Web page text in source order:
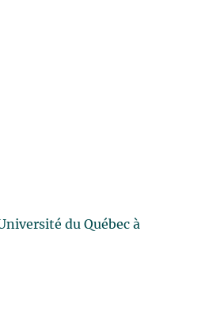
du Québec à